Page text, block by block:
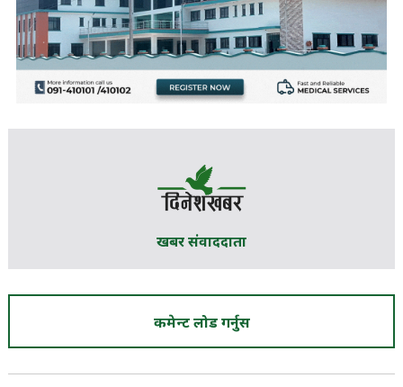
खबर संवाददाता
कमेन्ट लोड गर्नुस